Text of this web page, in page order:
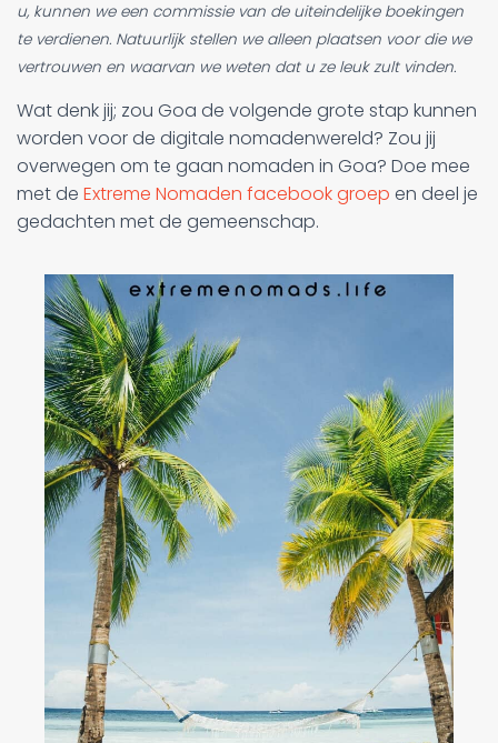
u, kunnen we een commissie van de uiteindelijke boekingen
te verdienen. Natuurlijk stellen we alleen plaatsen voor die we
vertrouwen en waarvan we weten dat u ze leuk zult vinden.
Wat denk jij; zou Goa de volgende grote stap kunnen
worden voor de digitale nomadenwereld? Zou jij
overwegen om te gaan nomaden in Goa? Doe mee
met de Extreme Nomaden facebook groep en deel je
gedachten met de gemeenschap.